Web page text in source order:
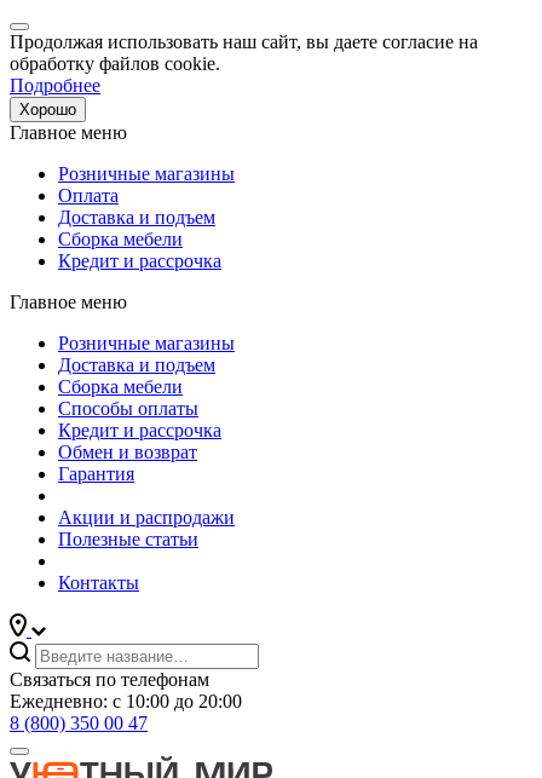
Продолжая использовать наш сайт, вы даете согласие на
обработку файлов cookie.
Подробнее
Хорошо
Главное меню
Розничные магазины
Оплата
Доставка и подъем
Сборка мебели
Кредит и рассрочка
Главное меню
Розничные магазины
Доставка и подъем
Сборка мебели
Способы оплаты
Кредит и рассрочка
Обмен и возврат
Гарантия
Акции и распродажи
Полезные статьи
Контакты
Связаться по телефонам
Ежедневно: с 10:00 до 20:00
8 (800) 350 00 47